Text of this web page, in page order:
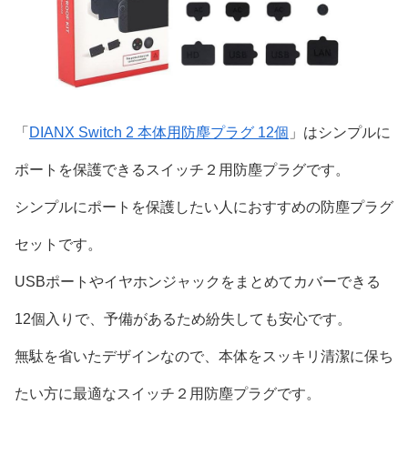
「 DIANX Switch 2 本体用防塵プラグ 12個 」はシンプルに
ポートを保護できるスイッチ２用防塵プラグです。
シンプルにポートを保護したい人におすすめの防塵プラグ
セットです。
USBポートやイヤホンジャックをまとめてカバーできる
12個入りで、予備があるため紛失しても安心です。
無駄を省いたデザインなので、本体をスッキリ清潔に保ち
たい方に最適なスイッチ２用防塵プラグです。